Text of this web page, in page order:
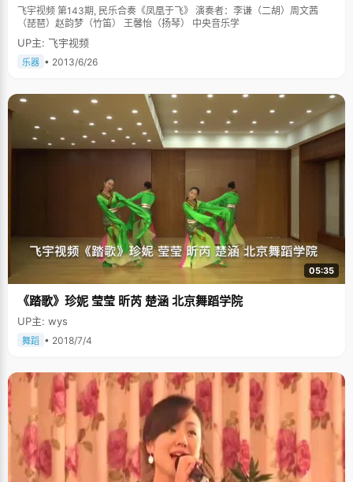
飞宇视频 第143期, 民乐合奏《凤凰于飞》 演奏者：李谦（二胡）周文茜
（琵琶）赵韵梦（竹笛） 王馨怡（扬琴） 中央音乐学
UP主: 飞宇视频
乐器 • 2013/6/26
05:35
《踏歌》珍妮 莹莹 昕芮 楚涵 北京舞蹈学院
UP主: wys
舞蹈 • 2018/7/4